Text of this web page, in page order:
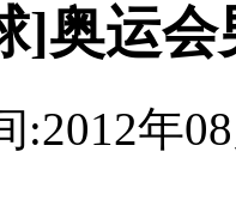
]奥运会
:2012年